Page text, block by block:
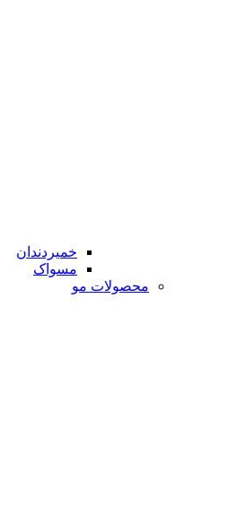
خمیردندان
مسواک
محصولات مو